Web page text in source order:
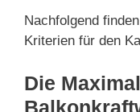
Nachfolgend
Kriterien für den
Die